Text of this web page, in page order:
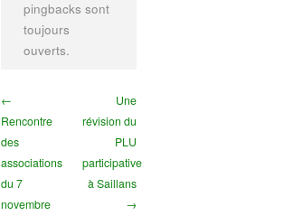
pingbacks sont
toujours
ouverts.
←
Rencontre
des
associations
du 7
novembre
Une
révision du
PLU
participative
à Saillans
→